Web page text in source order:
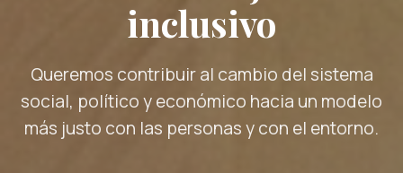
inclusivo
Queremos contribuir al cambio del sistema
social, político y económico hacia un modelo
más justo con las personas y con el entorno.